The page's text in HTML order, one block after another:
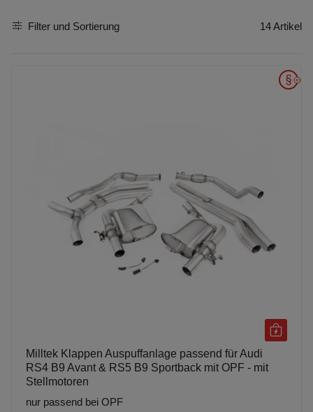
Filter und Sortierung 14 Artikel
Milltek Klappen Auspuffanlage passend für Audi
RS4 B9 Avant & RS5 B9 Sportback mit OPF - mit
Stellmotoren
nur passend bei OPF